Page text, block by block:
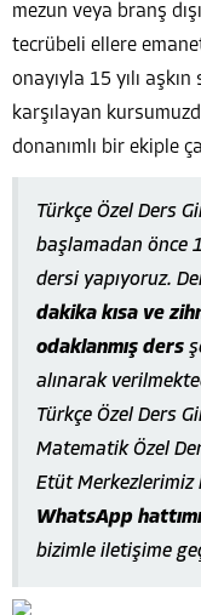
mezun veya branş
tecrübeli ellere
onayıyla 15 yılı
karşılayan
donanımlı bir ekiple
Türkçe Özel Ders
başlamadan önce
dersi yapıyoruz.
dakika kısa ve
odaklanmış ders
alınarak
Türkçe Özel Ders
Matematik Özel
Etüt Merkezlerimiz
WhatsApp
bizimle iletişime